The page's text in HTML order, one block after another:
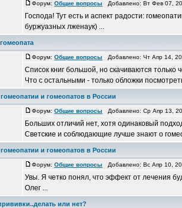
Форум: Общие вопросы Добавлено: Вт Фев 07,
Господа! Тут есть и аспект радости:
буржуазных лженаук) ...
Форум: Общие вопросы Добавлено: Чт Апр 14,
Список книг большой, но скачиваются только
Что с остальными - только обложки
и гомеопатов в России
Форум: Общие вопросы Добавлено: Ср Апр 13,
Больших отличий нет, хотя одинаковый
Светские и соблюдающие лучше знают о
и гомеопатов в России
Форум: Общие вопросы Добавлено: Вс Апр 10,
Увы. Я четко понял, что эффект от лечения
Олег ...
или нет?